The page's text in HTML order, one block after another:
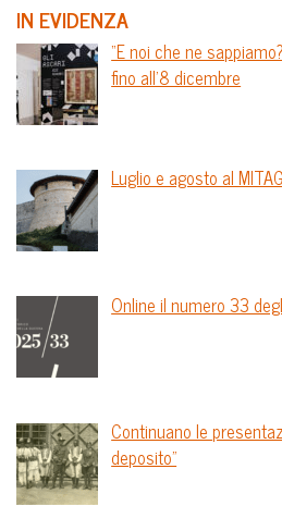
IN EVIDENZA
“E noi che ne
fino all’8 dicembre
Luglio e agosto al MITAG
Online il numero 33
Continuano le
deposito”